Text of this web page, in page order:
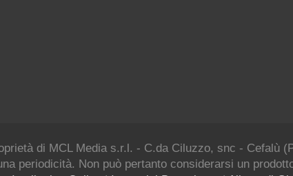
di MCL Media s.r.l. - C.da Ciluzzo, snc - Cefalù
periodicità. Non può pertanto considerarsi un